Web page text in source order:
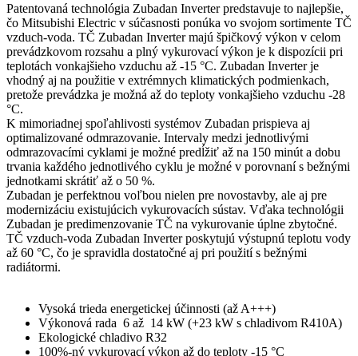
Patentovaná technológia Zubadan Inverter predstavuje to najlepšie,
čo Mitsubishi Electric v súčasnosti ponúka vo svojom sortimente TČ
vzduch-voda. TČ Zubadan Inverter majú špičkový výkon v celom
prevádzkovom rozsahu a plný vykurovací výkon je k dispozícii pri
teplotách vonkajšieho vzduchu až -15 °C. Zubadan Inverter je
vhodný aj na použitie v extrémnych klimatických podmienkach,
pretože prevádzka je možná až do teploty vonkajšieho vzduchu -28
°C.
K mimoriadnej spoľahlivosti systémov Zubadan prispieva aj
optimalizované odmrazovanie. Intervaly medzi jednotlivými
odmrazovacími cyklami je možné predĺžiť až na 150 minút a dobu
trvania každého jednotlivého cyklu je možné v porovnaní s bežnými
jednotkami skrátiť až o 50 %.
Zubadan je perfektnou voľbou nielen pre novostavby, ale aj pre
modernizáciu existujúcich vykurovacích sústav. Vďaka technológii
Zubadan je predimenzovanie TČ na vykurovanie úplne zbytočné.
TČ vzduch-voda Zubadan Inverter poskytujú výstupnú teplotu vody
až 60 °C, čo je spravidla dostatočné aj pri použití s bežnými
radiátormi.
Vysoká trieda energetickej účinnosti (až A+++)
Výkonová rada 6 až 14 kW (+23 kW s chladivom R410A)
Ekologické chladivo R32
100%-ný vykurovací výkon až do teploty -15 °C